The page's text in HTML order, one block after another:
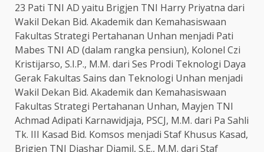
23 Pati TNI AD yaitu Brigjen TNI Harry Priyatna dari
Wakil Dekan Bid. Akademik dan Kemahasiswaan
Fakultas Strategi Pertahanan Unhan menjadi Pati
Mabes TNI AD (dalam rangka pensiun), Kolonel Czi
Kristijarso, S.I.P., M.M. dari Ses Prodi Teknologi Daya
Gerak Fakultas Sains dan Teknologi Unhan menjadi
Wakil Dekan Bid. Akademik dan Kemahasiswaan
Fakultas Strategi Pertahanan Unhan, Mayjen TNI
Achmad Adipati Karnawidjaja, PSCJ, M.M. dari Pa Sahli
Tk. III Kasad Bid. Komsos menjadi Staf Khusus Kasad,
Brigjen TNI Djashar Djamil, S.E., M.M. dari Staf